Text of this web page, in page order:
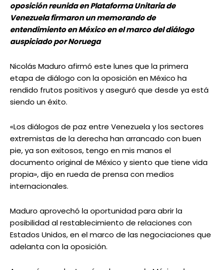
oposición reunida en Plataforma Unitaria de
Venezuela firmaron un memorando de
entendimiento en México en el marco del diálogo
auspiciado por Noruega
Nicolás Maduro afirmó este lunes que la primera
etapa de diálogo con la oposición en México ha
rendido frutos positivos y aseguró que desde ya está
siendo un éxito.
«Los diálogos de paz entre Venezuela y los sectores
extremistas de la derecha han arrancado con buen
pie, ya son exitosos, tengo en mis manos el
documento original de México y siento que tiene vida
propia», dijo en rueda de prensa con medios
internacionales.
Maduro aprovechó la oportunidad para abrir la
posibilidad al restablecimiento de relaciones con
Estados Unidos, en el marco de las negociaciones que
adelanta con la oposición.